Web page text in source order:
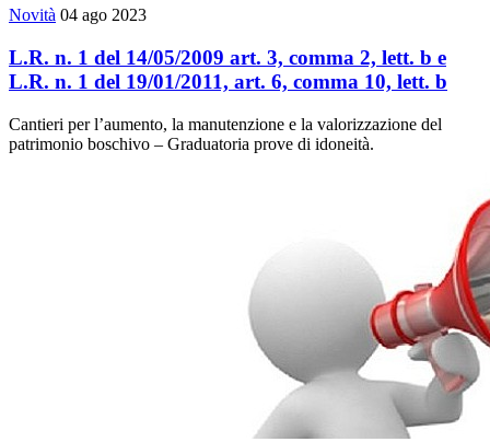
Novità 04 ago 2023
L.R. n. 1 del 14/05/2009 art. 3, comma 2, lett. b e
L.R. n. 1 del 19/01/2011, art. 6, comma 10, lett. b
Cantieri per l’aumento, la manutenzione e la valorizzazione del
patrimonio boschivo – Graduatoria prove di idoneità.